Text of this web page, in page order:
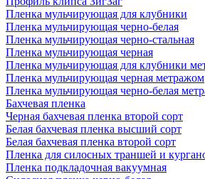
Пленка мульчирующая для клубники
Пленка мульчирующая черно-белая
Пленка мульчирующая черно-стальная
Пленка мульчирующая черная
Пленка мульчирующая для клубники
Пленка мульчирующая черная метражом
Пленка мульчирующая черно-белая
Бахчевая пленка
Черная бахчевая пленка второй сорт
Белая бахчевая пленка высший сорт
Белая бахчевая пленка второй сорт
Пленка для силосных траншей и
Пленка подкладочная вакуумная